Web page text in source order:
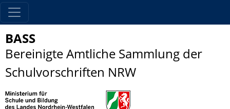
BASS
Bereinigte Amtliche Sammlung der
Schulvorschriften NRW